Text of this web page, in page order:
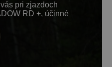
pri zjazdoch
RD +, účinné